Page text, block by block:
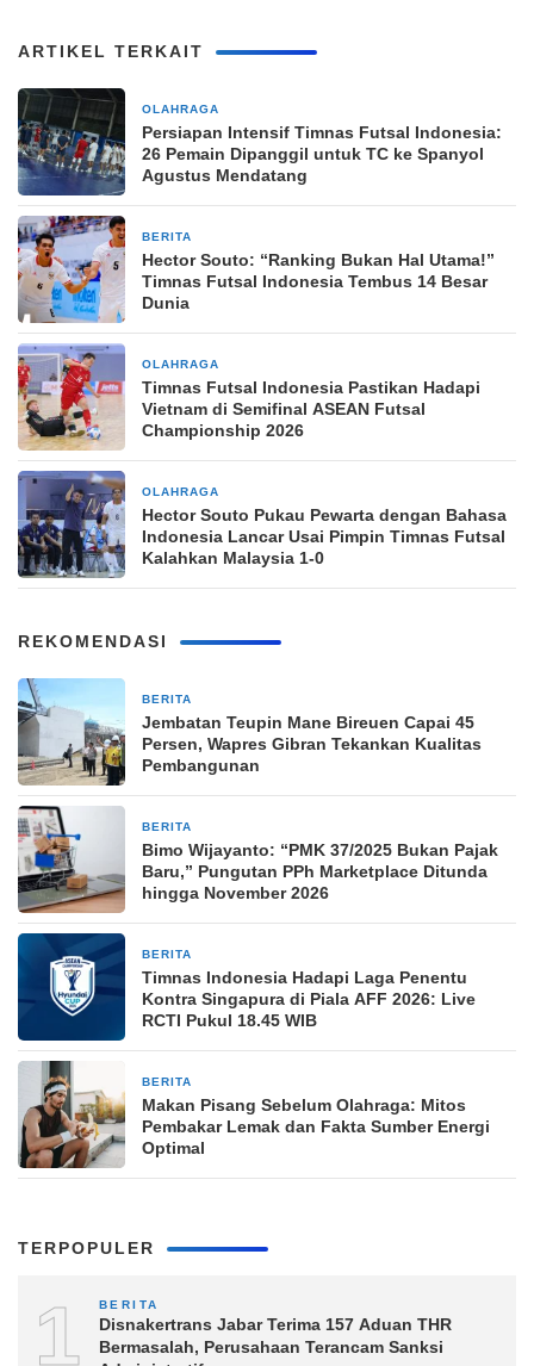
ARTIKEL TERKAIT
OLAHRAGA
Persiapan Intensif Timnas Futsal Indonesia:
26 Pemain Dipanggil untuk TC ke Spanyol
Agustus Mendatang
BERITA
Hector Souto: “Ranking Bukan Hal Utama!”
Timnas Futsal Indonesia Tembus 14 Besar
Dunia
OLAHRAGA
Timnas Futsal Indonesia Pastikan Hadapi
Vietnam di Semifinal ASEAN Futsal
Championship 2026
OLAHRAGA
Hector Souto Pukau Pewarta dengan Bahasa
Indonesia Lancar Usai Pimpin Timnas Futsal
Kalahkan Malaysia 1-0
REKOMENDASI
BERITA
Jembatan Teupin Mane Bireuen Capai 45
Persen, Wapres Gibran Tekankan Kualitas
Pembangunan
BERITA
Bimo Wijayanto: “PMK 37/2025 Bukan Pajak
Baru,” Pungutan PPh Marketplace Ditunda
hingga November 2026
BERITA
Timnas Indonesia Hadapi Laga Penentu
Kontra Singapura di Piala AFF 2026: Live
RCTI Pukul 18.45 WIB
BERITA
Makan Pisang Sebelum Olahraga: Mitos
Pembakar Lemak dan Fakta Sumber Energi
Optimal
TERPOPULER
1 BERITA
Disnakertrans Jabar Terima 157 Aduan THR
Bermasalah, Perusahaan Terancam Sanksi